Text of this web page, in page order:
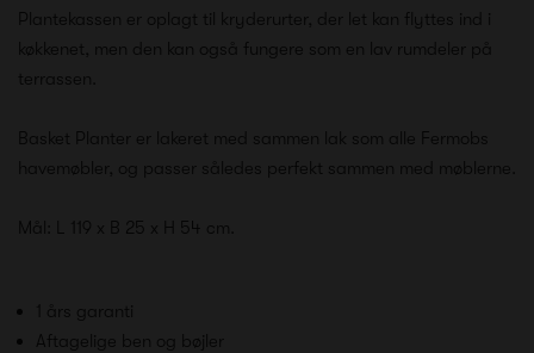
Plantekassen er oplagt til kryderurter, der let kan flyttes ind i
køkkenet, men den kan også fungere som en lav rumdeler på
terrassen.
Basket Planter er lakeret med sammen lak som alle Fermobs
havemøbler, og passer således perfekt sammen med møblerne.
Mål: L 119 x B 25 x H 54 cm.
1 års garanti
Aftagelige ben og bøjler